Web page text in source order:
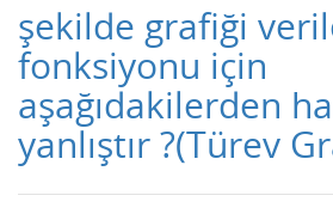
şekilde grafiği
fonksiyonu için
aşağıdakilerden
yanlıştır ?(Türev